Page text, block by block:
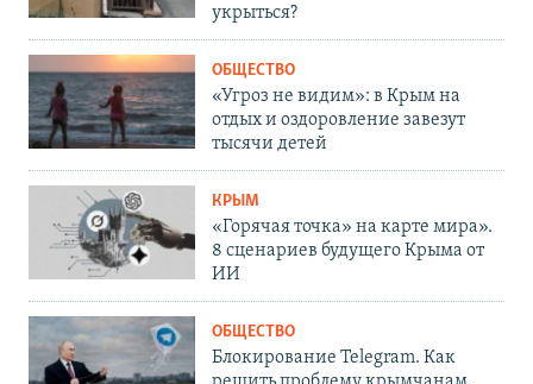
укрыться?
ОБЩЕСТВО
«Угроз не видим»: в Крым на
отдых и оздоровление завезут
тысячи детей
КРЫМ
«Горячая точка» на карте мира».
8 сценариев будущего Крыма от
ИИ
ОБЩЕСТВО
Блокирование Telegram. Как